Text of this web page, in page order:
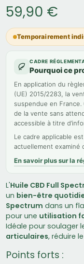
59,90 €
Temporairement
CADRE
Pourquoi ce
En application du
(UE) 2015/2283, la
suspendue en
de la vente sans
accessible à titre
Le cadre applicable
actuellement examiné
En savoir plus sur la
L'Huile CBD Full
un bien-être
Spectrum dans un
pour une utilisation
Idéale pour soulager
articulaires, réduire le
Points forts :